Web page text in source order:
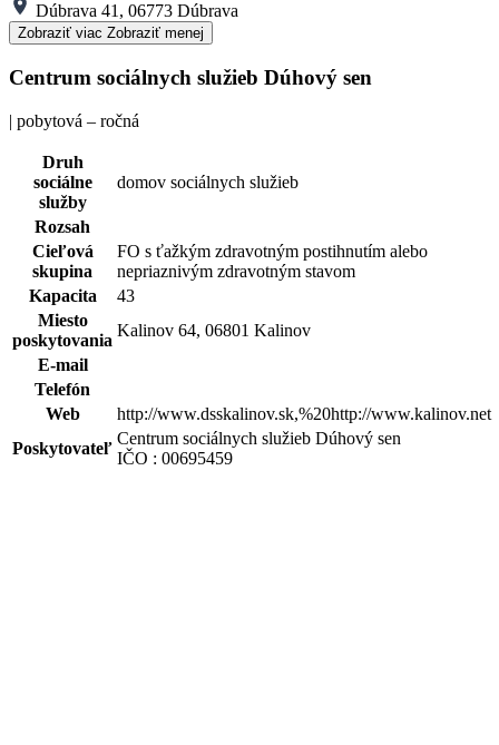
Dúbrava 41, 06773 Dúbrava
Zobraziť viac Zobraziť menej
Centrum sociálnych služieb Dúhový sen
| pobytová – ročná
Druh
sociálne
služby
domov sociálnych služieb
Rozsah
Cieľová
skupina
FO s ťažkým zdravotným postihnutím alebo
nepriaznivým zdravotným stavom
Kapacita
43
Miesto
poskytovania
Kalinov 64, 06801 Kalinov
E-mail
Telefón
Web
http://www.dsskalinov.sk,%20http://www.kalinov.net
Poskytovateľ
Centrum sociálnych služieb Dúhový sen
IČO : 00695459